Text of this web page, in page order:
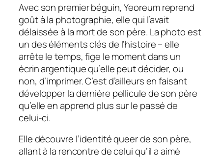
Avec son premier béguin, Yeoreum reprend
goût à la photographie, elle qui l’avait
délaissée à la mort de son père. La photo est
un des éléments clés de l’histoire – elle
arrête le temps, fige le moment dans un
écrin argentique qu’elle peut décider, ou
non, d’imprimer. C’est d’ailleurs en faisant
développer la dernière pellicule de son père
qu’elle en apprend plus sur le passé de
celui-ci.
Elle découvre l’identité queer de son père,
allant à la rencontre de celui qu’il a aimé